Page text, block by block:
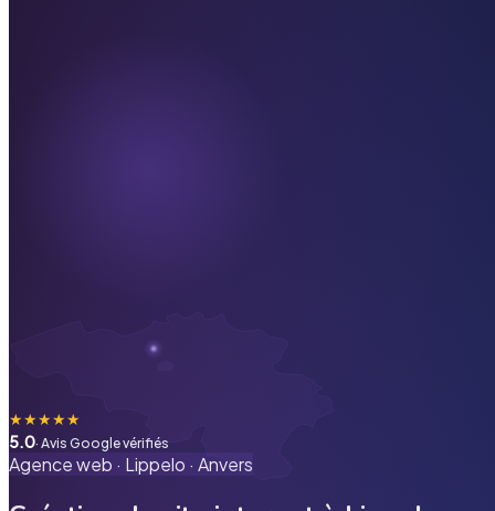
★★★★★
5.0· Avis Google vérifiés
Agence web · Lippelo · Anvers